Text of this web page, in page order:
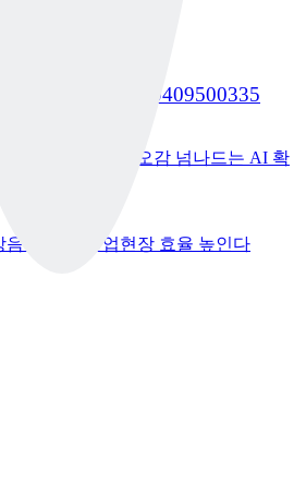
article/20250409500335
터 '전자혀'까지…오감 넘나드는 AI 확
음 감지해 산업현장 효율 높인다